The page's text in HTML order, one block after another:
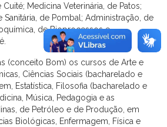
Medicina Veterinária, de Patos;
Sanitária, de Pombal; Administração, de
de Bioprocessos e
(conceito Bom) os cursos de Arte e
Ciências Sociais (bacharelado e
Estatística, Filosofia (bacharelado e
Música, Pedagogia e as
de Petróleo e de Produção, em
Biológicas, Enfermagem, Física e